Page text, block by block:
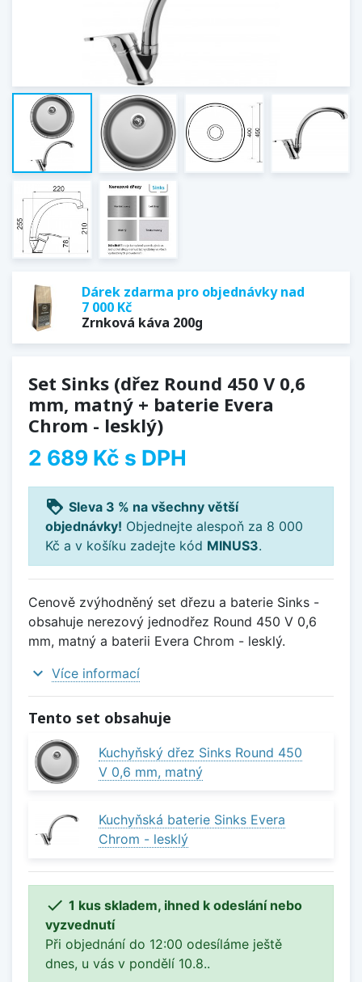
Dárek zdarma pro objednávky nad
7 000 Kč
Zrnková káva 200g
Set Sinks (dřez Round 450 V 0,6
mm, matný + baterie Evera
Chrom - lesklý)
2 689 Kč s DPH
loyalty Sleva 3 % na všechny větší
objednávky! Objednejte alespoň za 8 000
Kč a v košíku zadejte kód MINUS3.
Cenově zvýhodněný set dřezu a baterie Sinks -
obsahuje nerezový jednodřez Round 450 V 0,6
mm, matný a baterii Evera Chrom - lesklý.
expand_more Více informací
Tento set obsahuje
Kuchyňský dřez Sinks Round 450
V 0,6 mm, matný
Kuchyňská baterie Sinks Evera
Chrom - lesklý
 1 kus skladem, ihned k odeslání nebo
vyzvednutí
Při objednání do 12:00 odesíláme ještě
dnes, u vás v pondělí 10.8..